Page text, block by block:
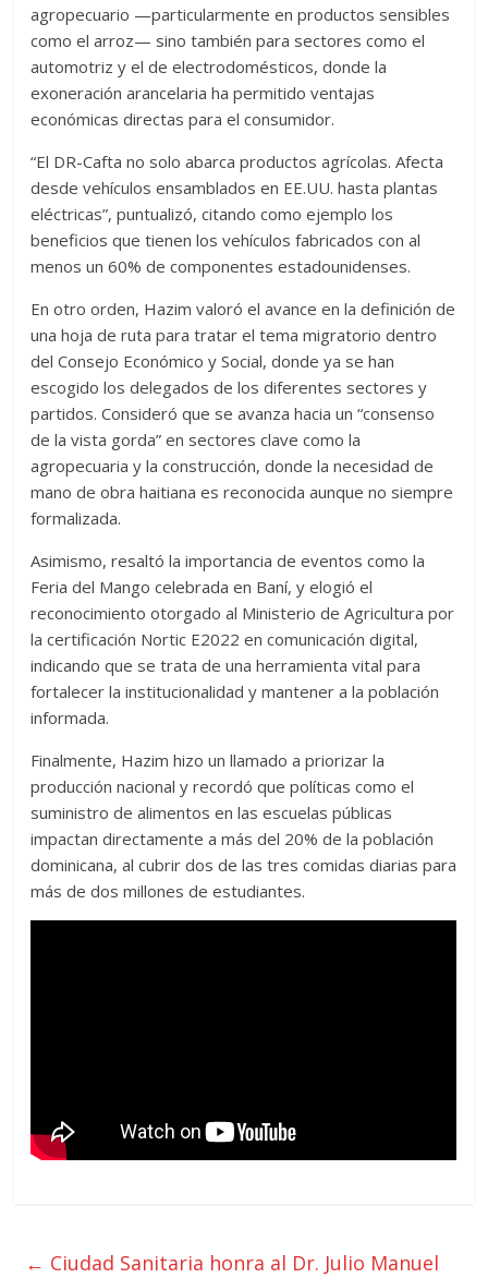
agropecuario —particularmente en productos sensibles
como el arroz— sino también para sectores como el
automotriz y el de electrodomésticos, donde la
exoneración arancelaria ha permitido ventajas
económicas directas para el consumidor.
“El DR-Cafta no solo abarca productos agrícolas. Afecta
desde vehículos ensamblados en EE.UU. hasta plantas
eléctricas”, puntualizó, citando como ejemplo los
beneficios que tienen los vehículos fabricados con al
menos un 60% de componentes estadounidenses.
En otro orden, Hazim valoró el avance en la definición de
una hoja de ruta para tratar el tema migratorio dentro
del Consejo Económico y Social, donde ya se han
escogido los delegados de los diferentes sectores y
partidos. Consideró que se avanza hacia un “consenso
de la vista gorda” en sectores clave como la
agropecuaria y la construcción, donde la necesidad de
mano de obra haitiana es reconocida aunque no siempre
formalizada.
Asimismo, resaltó la importancia de eventos como la
Feria del Mango celebrada en Baní, y elogió el
reconocimiento otorgado al Ministerio de Agricultura por
la certificación Nortic E2022 en comunicación digital,
indicando que se trata de una herramienta vital para
fortalecer la institucionalidad y mantener a la población
informada.
Finalmente, Hazim hizo un llamado a priorizar la
producción nacional y recordó que políticas como el
suministro de alimentos en las escuelas públicas
impactan directamente a más del 20% de la población
dominicana, al cubrir dos de las tres comidas diarias para
más de dos millones de estudiantes.
← Ciudad Sanitaria honra al Dr. Julio Manuel